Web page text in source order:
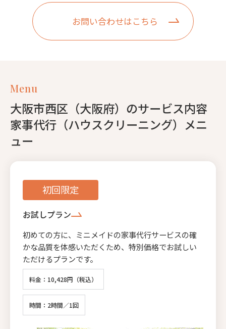
お問い合わせはこちら
Menu
大阪市西区（大阪府）のサービス内容
家事代行（ハウスクリーニング）メニ
ュー
初回限定
お試しプラン
初めての方に、ミニメイドの家事代行サービスの確
かな品質を体感いただくため、特別価格でお試しい
ただけるプランです。
料金：10,428円（税込）
時間：2時間／1回